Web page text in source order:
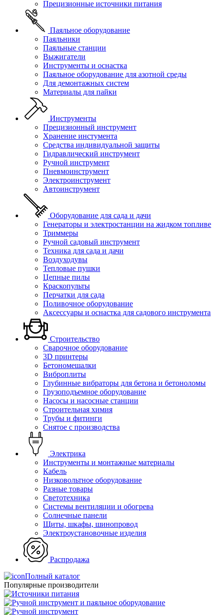
Прецизионные источники питания
Паяльное оборудование
Паяльники
Паяльные станции
Выжигатели
Инструменты и оснастка
Паяльное оборудование для азотной среды
Для демонтажных систем
Материалы для пайки
Инструменты
Прецизионный инструмент
Хранение инстумента
Средства индивидуальной защиты
Гидравлический инструмент
Ручной инструмент
Пневмоинструмент
Электроинструмент
Автоинструмент
Оборудование для сада и дачи
Генераторы и электростанции на жидком топливе
Триммеры
Ручной садовый инструмент
Техника для сада и дачи
Воздуходувы
Тепловые пушки
Цепные пилы
Краскопульты
Перчатки для сада
Поливочное оборудование
Аксессуары и оснастка для садового инструмента
Строительство
Сварочное оборудование
3D принтеры
Бетономешалки
Виброплиты
Глубинные вибраторы для бетона и бетоноломы
Грузоподъемное оборудование
Насосы и насосные станции
Строительная химия
Трубы и фитинги
Снятое с производства
Электрика
Инструменты и монтажные материалы
Кабель
Низковольтное оборудование
Разные товары
Светотехника
Системы вентиляции и обогрева
Солнечные панели
Щиты, шкафы, шинопровод
Электроустановочные изделия
Распродажа
Полный каталог
Популярные производители